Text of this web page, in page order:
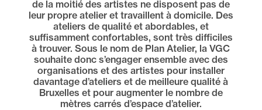
de la moitié des artistes ne disposent pas de
leur propre atelier et travaillent à domicile. Des
ateliers de qualité et abordables, et
suffisamment confortables, sont très difficiles
à trouver. Sous le nom de Plan Atelier, la VGC
souhaite donc s’engager ensemble avec des
organisations et des artistes pour installer
davantage d’ateliers et de meilleure qualité à
Bruxelles et pour augmenter le nombre de
mètres carrés d’espace d’atelier.